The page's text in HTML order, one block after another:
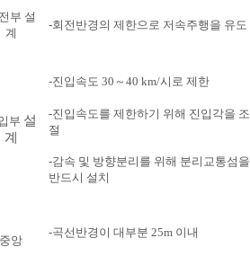
부 설
계
-회전반경의 제한으로 저속주행을 유도
부 설
계
-진입속도 30～40 km/시로 제한
-진입속도를 제한하기 위해 진입각을 조
절
-감속 및 방향분리를 위해 분리교통섬을
반드시 설치
중앙
-곡선반경이 대부분 25m 이내